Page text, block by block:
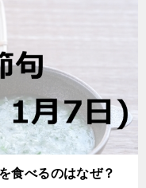
食べるのはなぜ？